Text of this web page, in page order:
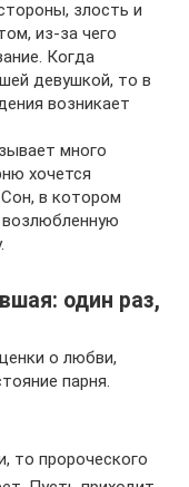
злость и
из-за чего
Когда
девушкой, то в
возникает
много
хочется
в котором
один раз,
о любви,
парня.
то пророческого